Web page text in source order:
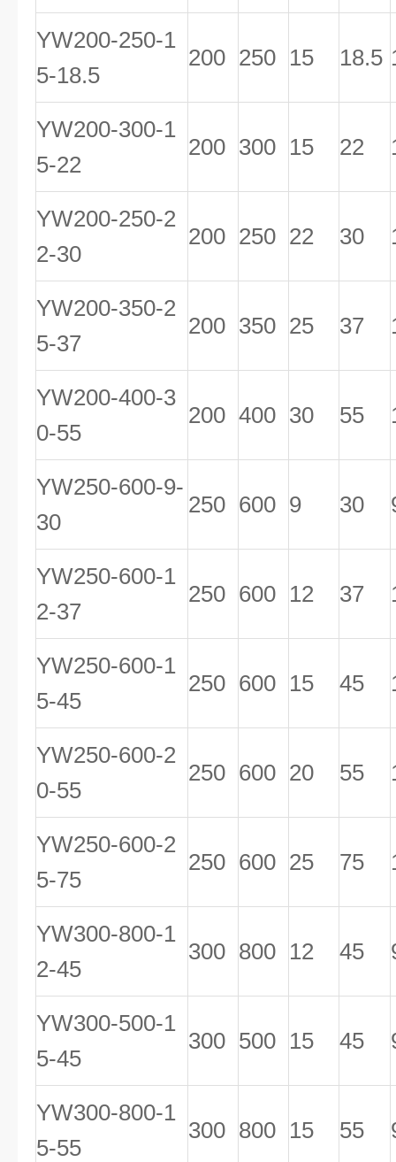
YW200-250-1
5-18.5
200 250 15 18.5
YW200-300-1
5-22
200 300 15 22
YW200-250-2
2-30
200 250 22 30
YW200-350-2
5-37
200 350 25 37
YW200-400-3
0-55
200 400 30 55
YW250-600-9-
30
250 600 9 30
YW250-600-1
2-37
250 600 12 37
YW250-600-1
5-45
250 600 15 45
YW250-600-2
0-55
250 600 20 55
YW250-600-2
5-75
250 600 25 75
YW300-800-1
2-45
300 800 12 45
YW300-500-1
5-45
300 500 15 45
YW300-800-1
5-55
300 800 15 55